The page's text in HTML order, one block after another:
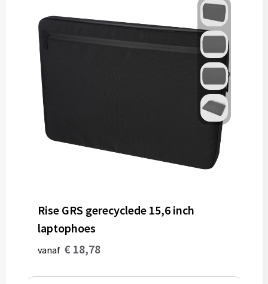
Rise GRS gerecyclede 15,6 inch
laptophoes
vanaf € 18,78